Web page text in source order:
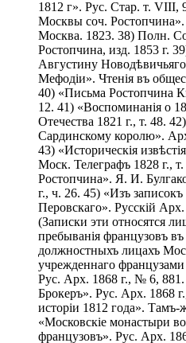
1812 г». Рус. Стар. т. VIII,
Москвы соч.
Москва. 1823. 38) Полн.
Ростопчина, изд. 1853 г.
Августину
Мефодіи». Чтенія въ
40) «Письма Ростопчина
12. 41) «Воспоминанія о
Отечества 1821 г., т. 48.
Сардинскому королю».
43) «Историческія
Моск. Телеграфъ 1828 г., т.
Ростопчина». Я. И.
г., ч. 26. 45) «Изъ
Перовскаго». Русскій
(Записки эти относятся
пребыванія французовъ
должностныхъ лицахъ
учрежденнаго
Рус. Арх. 1868 г., № 6,
Брокеръ». Рус. Арх. 1868
исторіи 1812 года».
«Московскіе монастыри
французовъ». Рус. Арх.